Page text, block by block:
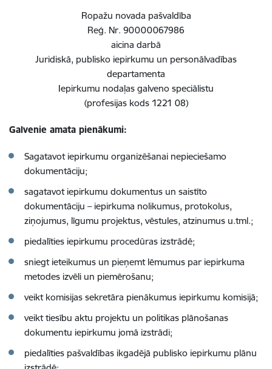
Ropažu novada pašvaldība
Reģ. Nr. 90000067986
aicina darbā
Juridiskā, publisko iepirkumu un personālvadības
departamenta
Iepirkumu nodaļas galveno speciālistu
(profesijas kods 1221 08)
Galvenie amata pienākumi:
Sagatavot iepirkumu organizēšanai nepieciešamo
dokumentāciju;
sagatavot iepirkumu dokumentus un saistīto
dokumentāciju – iepirkuma nolikumus, protokolus,
ziņojumus, līgumu projektus, vēstules, atzinumus u.tml.;
piedalīties iepirkumu procedūras izstrādē;
sniegt ieteikumus un pieņemt lēmumus par iepirkuma
metodes izvēli un piemērošanu;
veikt komisijas sekretāra pienākumus iepirkumu komisijā;
veikt tiesību aktu projektu un politikas plānošanas
dokumentu iepirkumu jomā izstrādi;
piedalīties pašvaldības ikgadējā publisko iepirkumu plānu